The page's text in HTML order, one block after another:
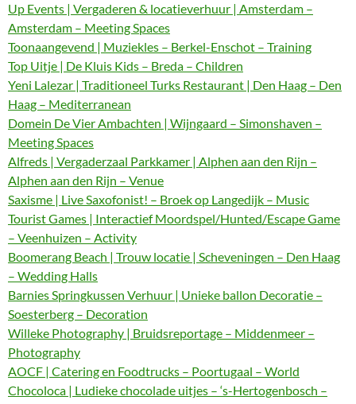
Up Events | Vergaderen & locatieverhuur | Amsterdam –
Amsterdam – Meeting Spaces
Toonaangevend | Muziekles – Berkel-Enschot – Training
Top Uitje | De Kluis Kids – Breda – Children
Yeni Lalezar | Traditioneel Turks Restaurant | Den Haag – Den
Haag – Mediterranean
Domein De Vier Ambachten | Wijngaard – Simonshaven –
Meeting Spaces
Alfreds | Vergaderzaal Parkkamer | Alphen aan den Rijn –
Alphen aan den Rijn – Venue
Saxisme | Live Saxofonist! – Broek op Langedijk – Music
Tourist Games | Interactief Moordspel/Hunted/Escape Game
– Veenhuizen – Activity
Boomerang Beach | Trouw locatie | Scheveningen – Den Haag
– Wedding Halls
Barnies Springkussen Verhuur | Unieke ballon Decoratie –
Soesterberg – Decoration
Willeke Photography | Bruidsreportage – Middenmeer –
Photography
AOCF | Catering en Foodtrucks – Poortugaal – World
Chocoloca | Ludieke chocolade uitjes – ‘s-Hertogenbosch –